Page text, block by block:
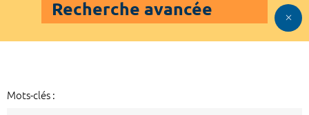
Recherche avancée
Mots-clés :